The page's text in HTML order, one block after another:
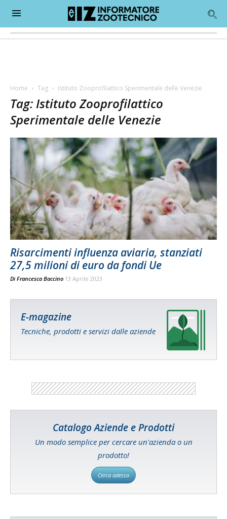
Home Tag Istituto Zooprofilattico Sperimentale delle Venezie
Tag: Istituto Zooprofilattico
Sperimentale delle Venezie
Risarcimenti influenza aviaria, stanziati
27,5 milioni di euro da fondi Ue
Di Francesca Baccino 13 Aprile 2023
E-magazine
Tecniche, prodotti e servizi dalle aziende
Catalogo Aziende e Prodotti
Un modo semplice per cercare un'azienda o un
prodotto!
Cerca adesso